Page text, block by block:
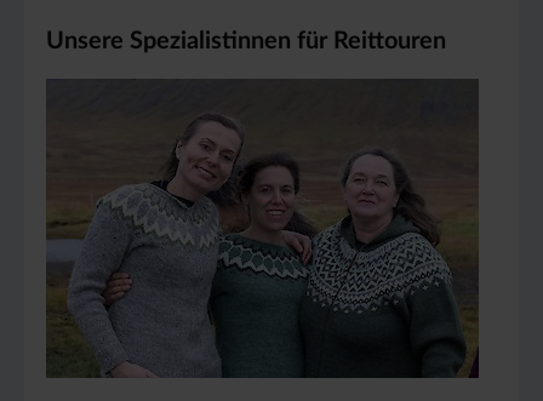
Unsere Spezialistinnen für Reittouren